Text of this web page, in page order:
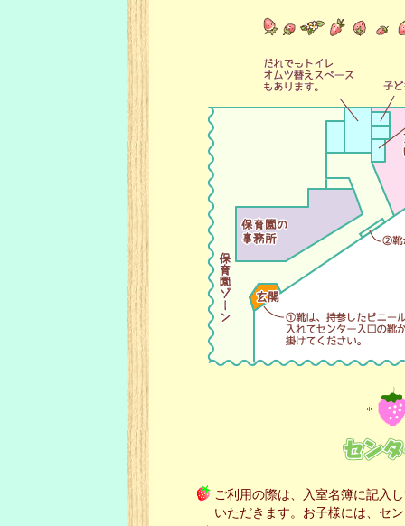
ご利用の際は、入室名簿に記入
いただきます。お子様には、セ